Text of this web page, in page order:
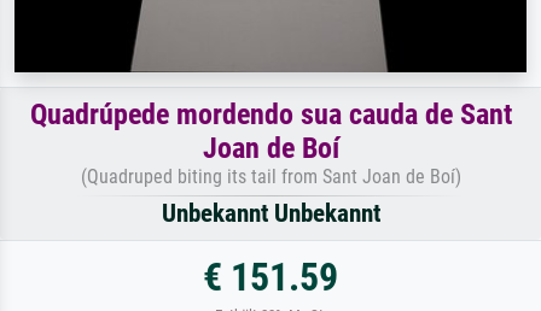
Quadrúpede mordendo sua cauda de Sant
Joan de Boí
(Quadruped biting its tail from Sant Joan de Boí)
Unbekannt Unbekannt
€ 151.59